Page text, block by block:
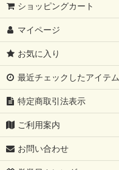
ショッピングカート
マイページ
お気に入り
最近チェックしたアイテム
特定商取引法表示
ご利用案内
お問い合わせ